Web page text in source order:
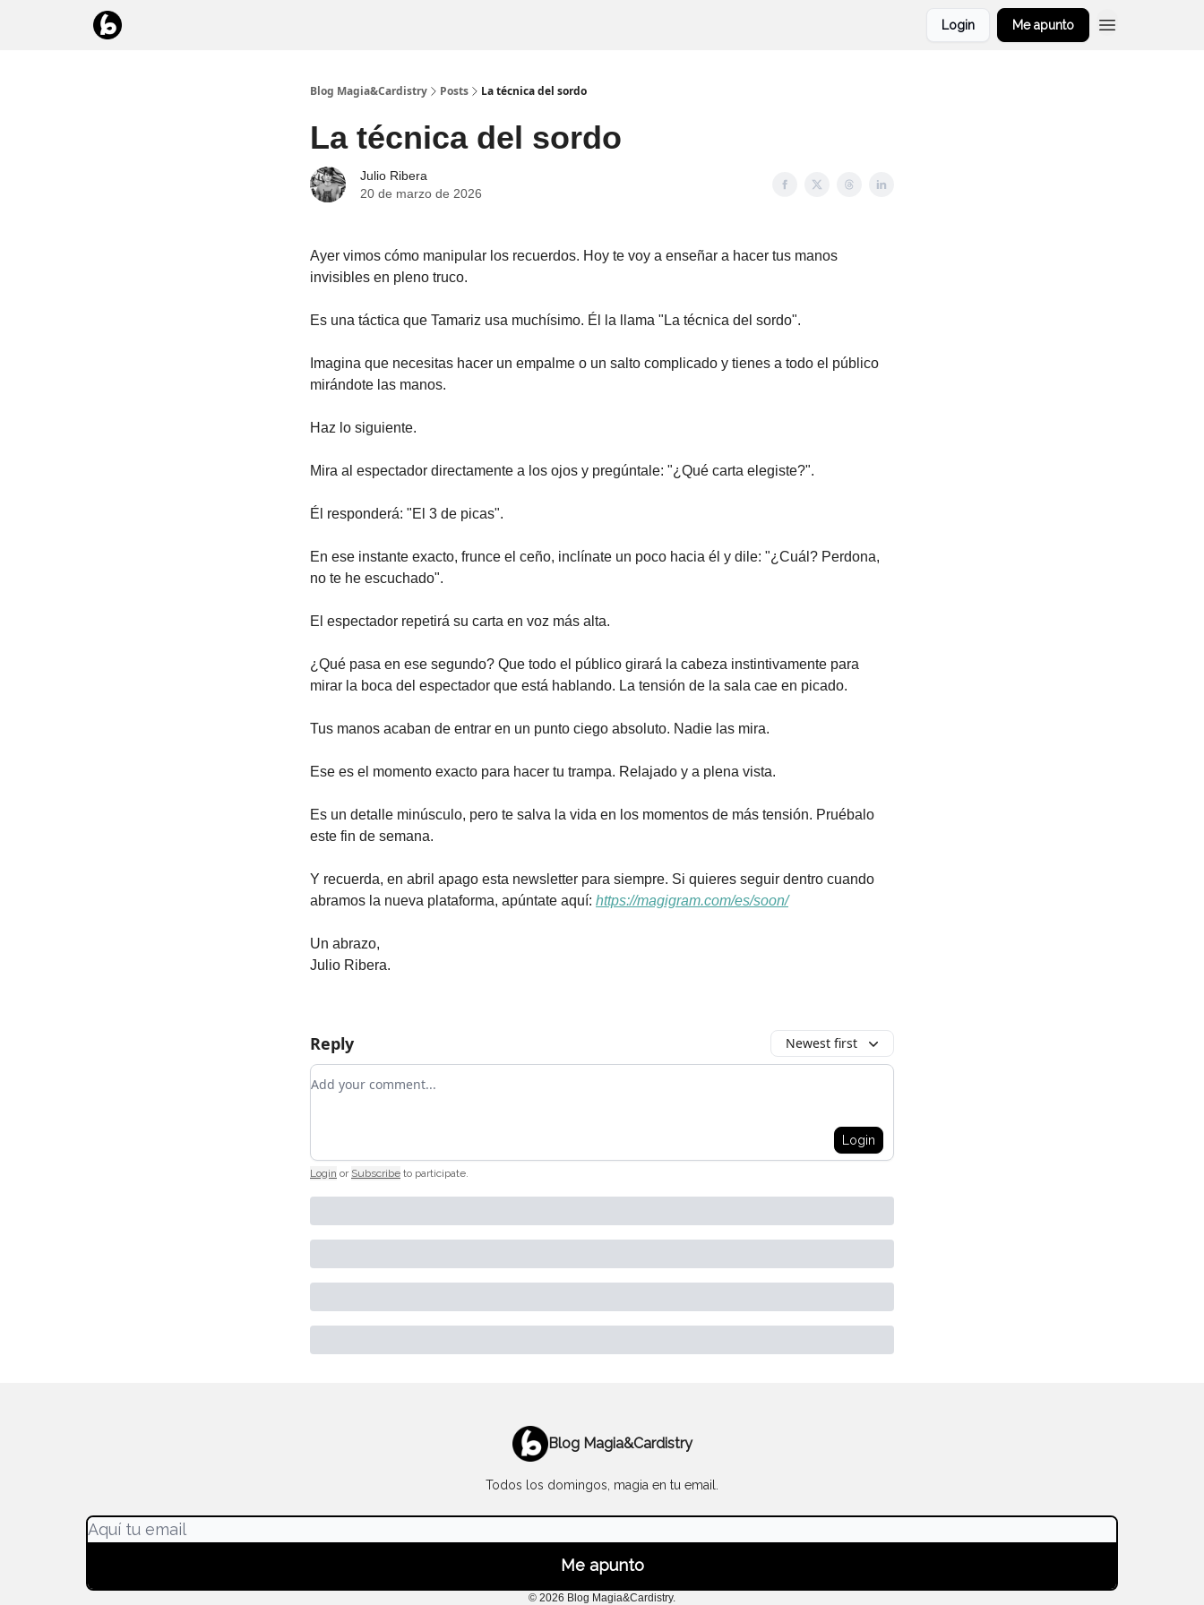
Login Me apunto
Blog Magia&Cardistry Posts La técnica del sordo
La técnica del sordo
Julio Ribera
20 de marzo de 2026
Ayer vimos cómo manipular los recuerdos. Hoy te voy a enseñar a hacer tus manos
invisibles en pleno truco.
Es una táctica que Tamariz usa muchísimo. Él la llama "La técnica del sordo".
Imagina que necesitas hacer un empalme o un salto complicado y tienes a todo el público
mirándote las manos.
Haz lo siguiente.
Mira al espectador directamente a los ojos y pregúntale: "¿Qué carta elegiste?".
Él responderá: "El 3 de picas".
En ese instante exacto, frunce el ceño, inclínate un poco hacia él y dile: "¿Cuál? Perdona,
no te he escuchado".
El espectador repetirá su carta en voz más alta.
¿Qué pasa en ese segundo? Que todo el público girará la cabeza instintivamente para
mirar la boca del espectador que está hablando. La tensión de la sala cae en picado.
Tus manos acaban de entrar en un punto ciego absoluto. Nadie las mira.
Ese es el momento exacto para hacer tu trampa. Relajado y a plena vista.
Es un detalle minúsculo, pero te salva la vida en los momentos de más tensión. Pruébalo
este fin de semana.
Y recuerda, en abril apago esta newsletter para siempre. Si quieres seguir dentro cuando
abramos la nueva plataforma, apúntate aquí: https://magigram.com/es/soon/
Un abrazo,
Julio Ribera.
Reply Newest first
Add your comment
Login
Login or Subscribe to participate.
Blog Magia&Cardistry
Todos los domingos, magia en tu email.
© 2026 Blog Magia&Cardistry.